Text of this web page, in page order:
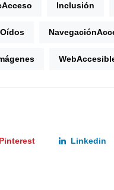
Inclusión
Pinterest Linkedin